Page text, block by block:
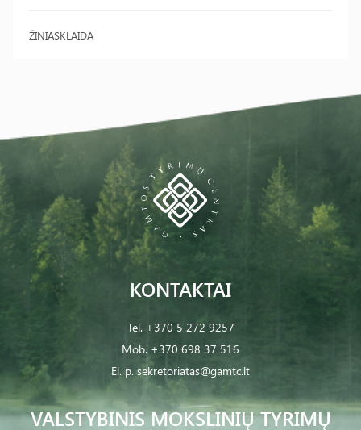
ŽINIASKLAIDA
VALSTYBINIS MOKSLINIŲ TYRIMŲ
KONTAKTAI
Tel. +370 5 272 9257
Mob. +370 698 37 516
El. p. sekretoriatas@gamtc.lt